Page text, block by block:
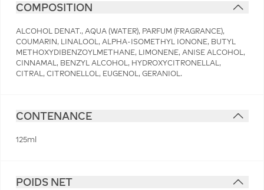
COMPOSITION
ALCOHOL DENAT., AQUA (WATER), PARFUM (FRAGRANCE),
COUMARIN, LINALOOL, ALPHA-ISOMETHYL IONONE, BUTYL
METHOXYDIBENZOYLMETHANE, LIMONENE, ANISE ALCOHOL,
CINNAMAL, BENZYL ALCOHOL, HYDROXYCITRONELLAL,
CITRAL, CITRONELLOL, EUGENOL, GERANIOL.
CONTENANCE
125ml
POIDS NET